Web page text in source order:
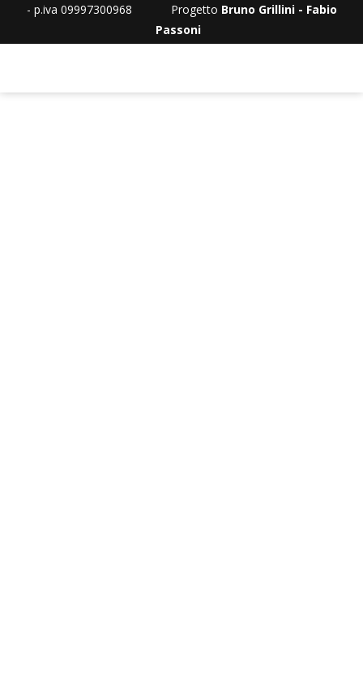
- p.iva 09997300968 Progetto Bruno Grillini - Fabio
Passoni